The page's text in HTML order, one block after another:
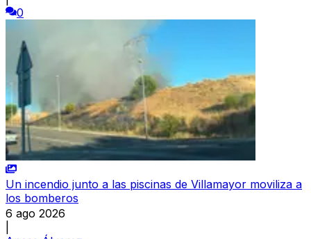
0
Un incendio junto a las piscinas de Villamayor moviliza a
los bomberos
6 ago 2026